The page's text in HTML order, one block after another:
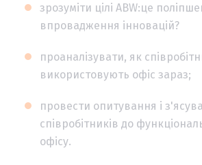
зрозуміти цілі ABW:це
впровадження інновацій?
проаналізувати, як
використовують офіс зараз;
провести опитування і
співробітників до
офісу.